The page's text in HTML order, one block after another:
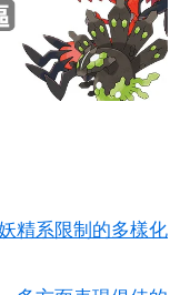
精系限制的多樣化